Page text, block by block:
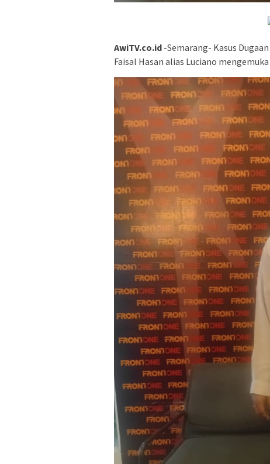
AwiTV.co.id -Semarang- Kasus
Faisal Hasan alias Luciano